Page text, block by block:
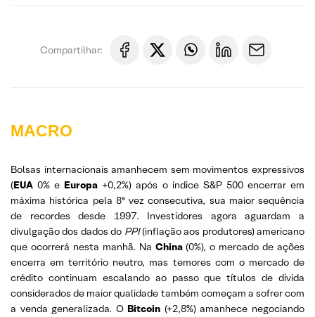
Compartilhar:
MACRO
Bolsas internacionais amanhecem sem movimentos expressivos
(EUA0% e Europa +0,2%) após o índice S&P 500 encerrar em
máxima histórica pela 8ª vez consecutiva, sua maior sequência
de recordes desde 1997. Investidores agora aguardam a
divulgação dos dados do PPI(inflação aos produtores) americano
que ocorrerá nesta manhã. Na China(0%), o mercado de ações
encerra em território neutro, mas temores com o mercado de
crédito continuam escalando ao passo que títulos de dívida
considerados de maior qualidade também começam a sofrer com
a venda generalizada. O Bitcoin (+2,8%) amanhece negociando